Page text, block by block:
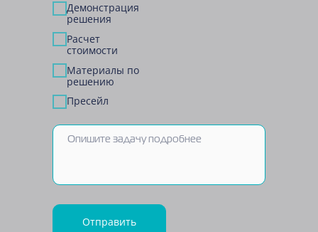
Демонстрация
решения
Расчет
стоимости
Материалы по
решению
Пресейл
Отправить